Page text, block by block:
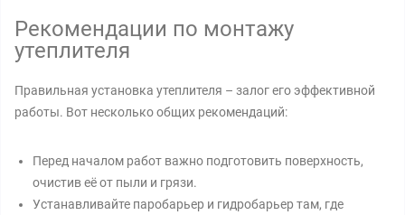
Рекомендации по монтажу
утеплителя
Правильная установка утеплителя – залог его эффективной
работы. Вот несколько общих рекомендаций:
Перед началом работ важно подготовить поверхность,
очистив её от пыли и грязи.
Устанавливайте паробарьер и гидробарьер там, где